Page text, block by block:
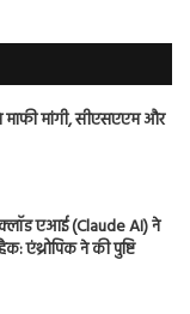
माफी मांगी, सीएसएएम और
क्लॉड एआई (Claude AI) ने
एंथ्रोपिक ने की पुष्टि